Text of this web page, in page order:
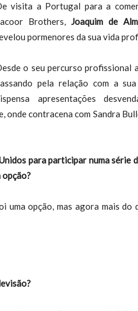
visita a Portugal para a
Brothers, Joaquim de
pormenores da sua vida
o seu percurso profissional
pela relação com a
apresentações
onde contracena com Sandra
para participar numa série
opção?
uma opção, mas agora mais do